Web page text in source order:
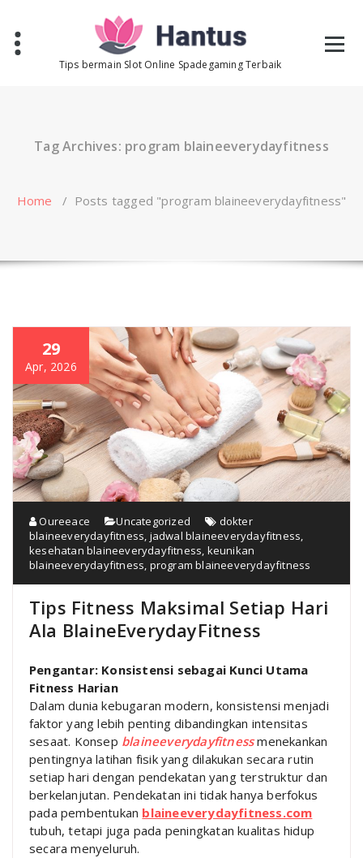
content
Tips bermain Slot Online Spadegaming Terbaik
Tag Archives: program blaineeverydayfitness
Home / Posts tagged "program blaineeverydayfitness"
29
Apr, 2026
Oureeace Uncategorized
dokter
blaineeverydayfitness, jadwal blaineeverydayfitness,
kesehatan blaineeverydayfitness, keunikan
blaineeverydayfitness, program blaineeverydayfitness
Tips Fitness Maksimal Setiap Hari
Ala BlaineEverydayFitness
Pengantar: Konsistensi sebagai Kunci Utama
Fitness Harian
Dalam dunia kebugaran modern, konsistensi menjadi
faktor yang lebih penting dibandingkan intensitas
sesaat. Konsep blaineeverydayfitnessmenekankan
pentingnya latihan fisik yang dilakukan secara rutin
setiap hari dengan pendekatan yang terstruktur dan
berkelanjutan. Pendekatan ini tidak hanya berfokus
pada pembentukan blaineeverydayfitness.com
tubuh, tetapi juga pada peningkatan kualitas hidup
secara menyeluruh.